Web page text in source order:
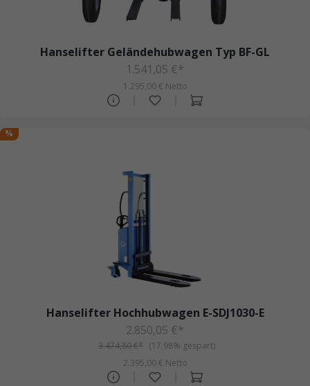
Hanselifter Geländehubwagen Typ BF-GL
1.541,05 €*
1.295,00 € Netto
%
Hanselifter Hochhubwagen E-SDJ1030-E
2.850,05 €*
3.474,80 €* (17.98% gespart)
2.395,00 € Netto